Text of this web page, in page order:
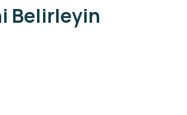
Belirleyin